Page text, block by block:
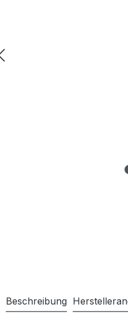
Beschreibung